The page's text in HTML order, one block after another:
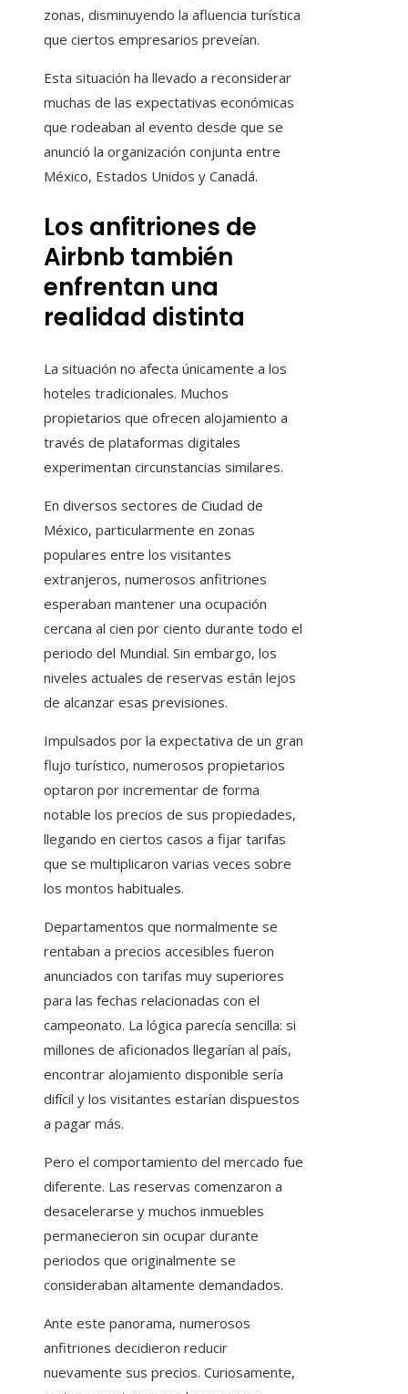
zonas, disminuyendo la afluencia turística
que ciertos empresarios preveían.
Esta situación ha llevado a reconsiderar
muchas de las expectativas económicas
que rodeaban al evento desde que se
anunció la organización conjunta entre
México, Estados Unidos y Canadá.
Los anfitriones de
Airbnb también
enfrentan una
realidad distinta
La situación no afecta únicamente a los
hoteles tradicionales. Muchos
propietarios que ofrecen alojamiento a
través de plataformas digitales
experimentan circunstancias similares.
En diversos sectores de Ciudad de
México, particularmente en zonas
populares entre los visitantes
extranjeros, numerosos anfitriones
esperaban mantener una ocupación
cercana al cien por ciento durante todo el
periodo del Mundial. Sin embargo, los
niveles actuales de reservas están lejos
de alcanzar esas previsiones.
Impulsados por la expectativa de un gran
flujo turístico, numerosos propietarios
optaron por incrementar de forma
notable los precios de sus propiedades,
llegando en ciertos casos a fijar tarifas
que se multiplicaron varias veces sobre
los montos habituales.
Departamentos que normalmente se
rentaban a precios accesibles fueron
anunciados con tarifas muy superiores
para las fechas relacionadas con el
campeonato. La lógica parecía sencilla: si
millones de aficionados llegarían al país,
encontrar alojamiento disponible sería
difícil y los visitantes estarían dispuestos
a pagar más.
Pero el comportamiento del mercado fue
diferente. Las reservas comenzaron a
desacelerarse y muchos inmuebles
permanecieron sin ocupar durante
periodos que originalmente se
consideraban altamente demandados.
Ante este panorama, numerosos
anfitriones decidieron reducir
nuevamente sus precios. Curiosamente,